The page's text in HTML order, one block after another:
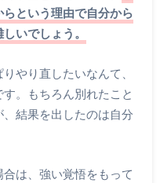
という理由で自分から
いでしょう。
やり直したいなんて、
。もちろん別れたこと
結果を出したのは自分
は、強い覚悟をもって